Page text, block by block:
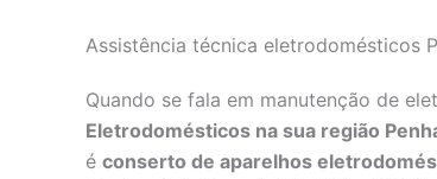
Assistência técnica eletrodomésticos
Quando se fala em manutenção de
Eletrodomésticos na sua região
é conserto de aparelhos